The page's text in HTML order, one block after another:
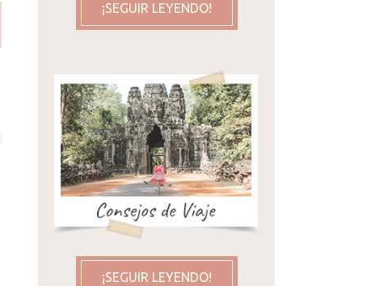
¡SEGUIR LEYENDO!
¡SEGUIR LEYENDO!